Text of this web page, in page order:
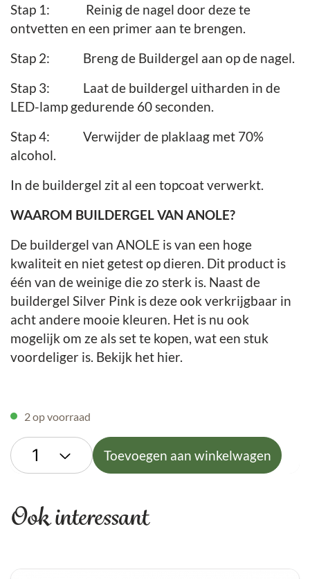
Stap 1: Reinig de nagel door deze te
ontvetten en een primer aan te brengen.
Stap 2: Breng de Buildergel aan op de nagel.
Stap 3: Laat de buildergel uitharden in de
LED-lamp gedurende 60 seconden.
Stap 4: Verwijder de plaklaag met 70%
alcohol.
In de buildergel zit al een topcoat verwerkt.
WAAROM BUILDERGEL VAN ANOLE?
De buildergel van ANOLE is van een hoge
kwaliteit en niet getest op dieren. Dit product is
één van de weinige die zo sterk is. Naast de
buildergel Silver Pink is deze ook verkrijgbaar in
acht andere mooie kleuren. Het is nu ook
mogelijk om ze als set te kopen, wat een stuk
voordeliger is. Bekijk het hier.
2 op voorraad
Toevoegen aan winkelwagen
Ook interessant